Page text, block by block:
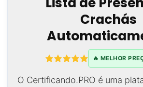
Crachás
🔥 MELHOR
O Certificando.PRO é uma